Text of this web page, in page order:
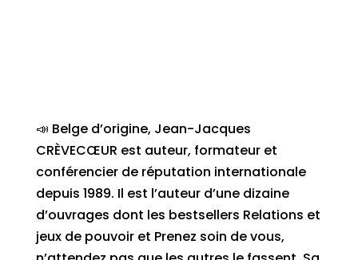
📣 Belge d’origine, Jean-Jacques
CRÈVECŒUR est auteur, formateur et
conférencier de réputation internationale
depuis 1989. Il est l’auteur d’une dizaine
d’ouvrages dont les bestsellers Relations et
jeux de pouvoir et Prenez soin de vous,